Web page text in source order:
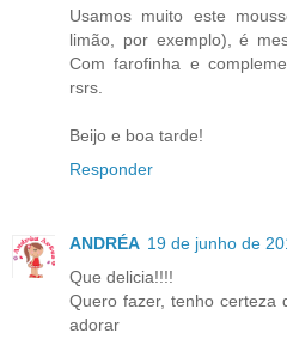
Usamos muito este
limão, por exemplo), é
Com farofinha e
rsrs.
Beijo e boa tarde!
Responder
ANDRÉA 19 de junho de
Que delicia!!!!
Quero fazer, tenho certeza
adorar